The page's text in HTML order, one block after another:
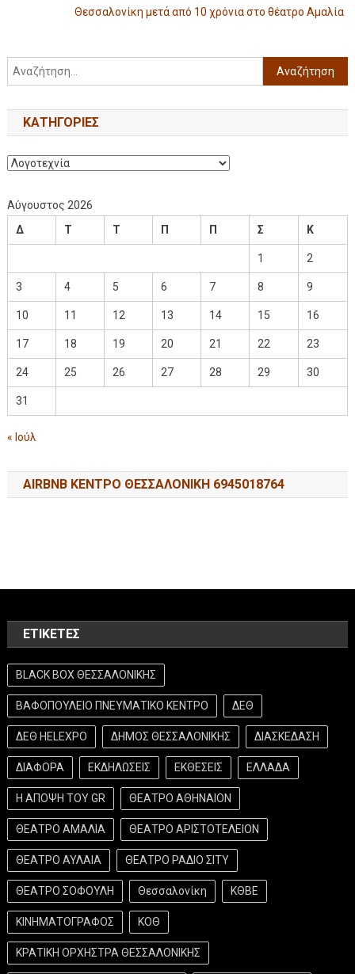
Θεσσαλονίκη μετά από 10 χρόνια στο θέατρο Αμαλία
KΑΤΗΓΟΡΊΕΣ
Αύγουστος 2026
Δ
Τ Τ Π Π Σ Κ
1 2
3 4 5 6 7 8 9
10 11 12 13 14 15 16
17 18 19 20 21 22 23
24 25 26 27 28 29 30
31
« Ιούλ
AIRBNB ΚΕΝΤΡΟ ΘΕΣΣΑΛΟΝΙΚΗ 6945018764
ΕΤΙΚΈΤΕΣ
BLACK BOX ΘΕΣΣΑΛΟΝΙΚΗΣ
ΒΑΦΟΠΟΥΛΕΙΟ ΠΝΕΥΜΑΤΙΚΟ ΚΕΝΤΡΟ ΔΕΘ
ΔΕΘ HELEXPO ΔΗΜΟΣ ΘΕΣΣΑΛΟΝΙΚΗΣ ΔΙΑΣΚΕΔΑΣΗ
ΔΙΑΦΟΡΑ ΕΚΔΗΛΩΣΕΙΣ ΕΚΘΕΣΕΙΣ ΕΛΛΑΔΑ
Η ΑΠΟΨΗ ΤΟΥ GR ΘΕΑΤΡΟ ΑΘΗΝΑΙΟΝ
ΘΕΑΤΡΟ ΑΜΑΛΙΑ ΘΕΑΤΡΟ ΑΡΙΣΤΟΤΕΛΕΙΟΝ
ΘΕΑΤΡΟ ΑΥΛΑΙΑ ΘΕΑΤΡΟ ΡΑΔΙΟ ΣΙΤΥ
ΘΕΑΤΡΟ ΣΟΦΟΥΛΗ Θεσσαλονίκη ΚΘΒΕ
ΚΙΝΗΜΑΤΟΓΡΑΦΟΣ ΚΟΘ
ΚΡΑΤΙΚΗ ΟΡΧΗΣΤΡΑ ΘΕΣΣΑΛΟΝΙΚΗΣ